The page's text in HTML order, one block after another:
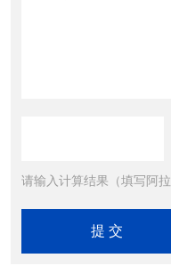
请输入计算结果（填写阿